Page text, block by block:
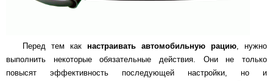
Перед тем как настраивать автомобильную рацию, нужно
выполнить некоторые обязательные действия. Они не только
повысят эффективность последующей настройки, но и